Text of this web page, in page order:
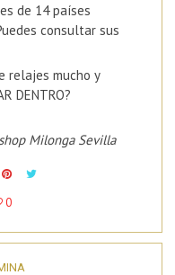
de 14 países
consultar sus
relajes mucho y
DENTRO?
Milonga Sevilla
0